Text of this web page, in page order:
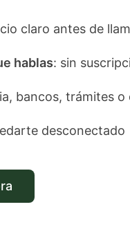
claro antes de
hablas: sin
bancos, trámites o
desconectado